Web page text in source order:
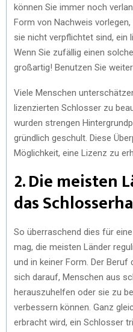
können Sie immer noch
Form von Nachweis
sie nicht verpflichtet sind, ein
Wenn Sie zufällig einen
großartig! Benutzen Sie
Viele Menschen
lizenzierten Schlosser zu
wurden strengen
gründlich geschult. Diese
Möglichkeit, eine Lizenz zu
2. Die meisten
das
So überraschend dies für
mag, die meisten Länder
und in keiner Form. Der
sich darauf, Menschen aus
herauszuhelfen oder sie zu
verbessern können. Ganz
erbracht wird, ein Schlosser